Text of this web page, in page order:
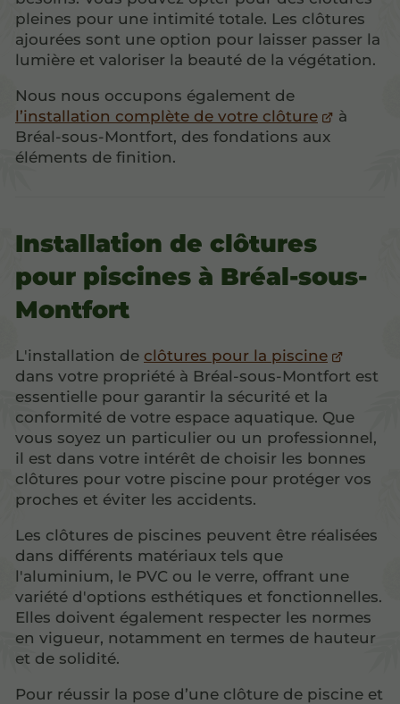
pleines pour une intimité totale. Les clôtures
ajourées sont une option pour laisser passer la
lumière et valoriser la beauté de la végétation.
Nous nous occupons également de
l’installation complète de votre clôture
à
Bréal-sous-Montfort, des fondations aux
éléments de finition.
Installation de clôtures
pour piscines à Bréal-sous-
Montfort
L'installation de clôtures pour la piscine
dans votre propriété à Bréal-sous-Montfort est
essentielle pour garantir la sécurité et la
conformité de votre espace aquatique. Que
vous soyez un particulier ou un professionnel,
il est dans votre intérêt de choisir les bonnes
clôtures pour votre piscine pour protéger vos
proches et éviter les accidents.
Les clôtures de piscines peuvent être réalisées
dans différents matériaux tels que
l'aluminium, le PVC ou le verre, offrant une
variété d'options esthétiques et fonctionnelles.
Elles doivent également respecter les normes
en vigueur, notamment en termes de hauteur
et de solidité.
Pour réussir la pose d’une clôture de piscine et